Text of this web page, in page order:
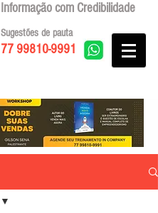
Informação com Credibilidade
77 99810-9991
Sugestões de pauta